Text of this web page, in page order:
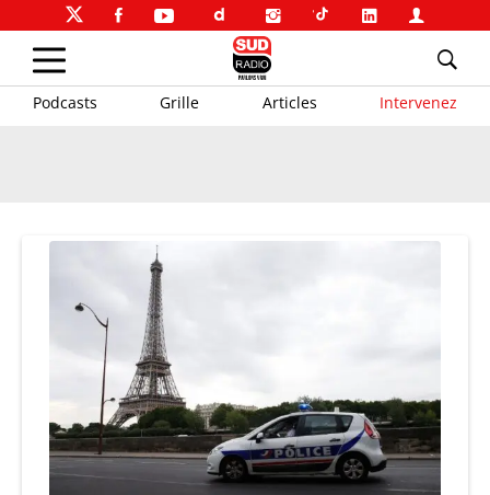
Podcasts Grille Articles Intervenez